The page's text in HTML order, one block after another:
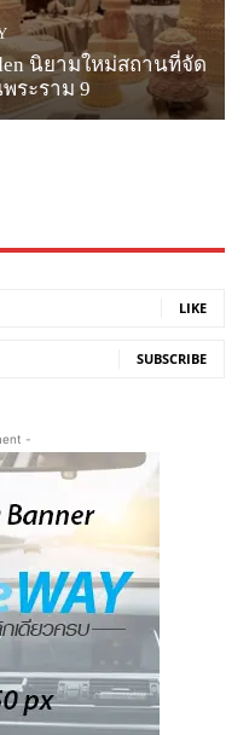
นิยามใหม่สถานที่จัด
ระราม 9
LIKE
SUBSCRIBE
-